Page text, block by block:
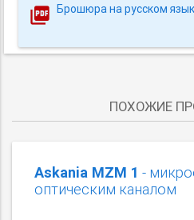
Брошюра на русском
ПОХОЖИЕ
Askania MZM 1 -
оптическим каналом